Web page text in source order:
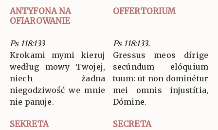
ANTYFONA NA
OFIAROWANIE
OFFERTORIUM
Ps 118:133
Krokami mymi kieruj
według mowy Twojej,
niech żadna
niegodziwość we mnie
nie panuje.
Ps 118:133.
Gressus meos dírige
secúndum elóquium
tuum: ut non dominétur
mei omnis injustítia,
Dómine.
SEKRETA SECRETA